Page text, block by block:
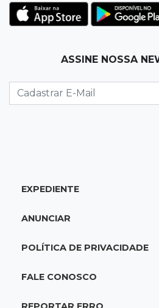
sem energia em Campo
Mulher em situação de rua
Justiça manda tirar canil e
nunca teve nome
11:48Nova Alvorada do Sul
ASSINE NOSSA
EXPEDIENTE
ANUNCIAR
POLÍTICA DE PRIVACIDADE
FALE CONOSCO